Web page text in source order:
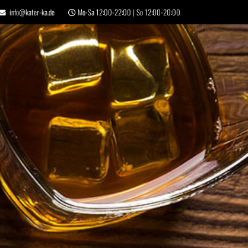
info@kater-ka.de Mo-Sa 12:00-22:00 | So 12:00-20:00